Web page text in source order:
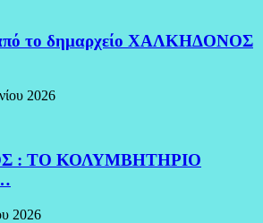
το δημαρχείο ΧΑΛΚΗΔΟΝΟΣ
2026
: ΤΟ ΚΟΛΥΜΒΗΤΗΡΙΟ
2026